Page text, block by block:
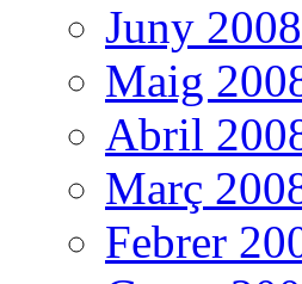
Juny 2008
Maig
Abril
Març
Febrer